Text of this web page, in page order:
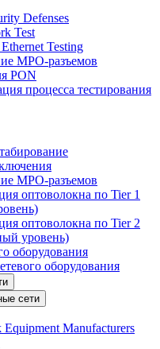
Defenses
Test
Testing
МРО-разъемов
PON
процесса тестирования
МРО-разъемов
оптоволокна по Tier 1
оптоволокна по Tier 2
уровень)
оборудования
оборудования
сети
Manufacturers